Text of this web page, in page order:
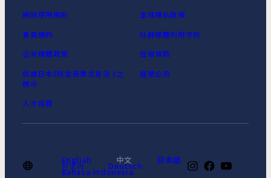
網站使用規則 全球隱私政策
會員規約 社群媒體利用守則
公共媒體政策 住宿條款
依據日本《特定商業交易法 》之
標示
經營公司
人才招募
English 中文 日本語
한국어 Deutsch
Bahasa Indonesia